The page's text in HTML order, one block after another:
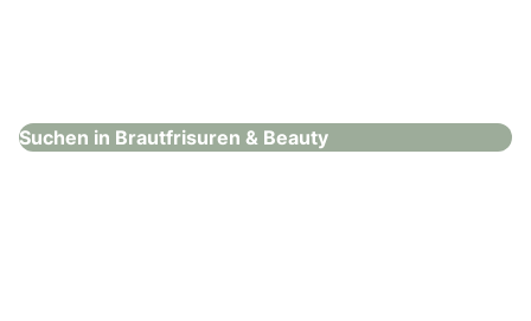
Suchen in Brautfrisuren & Beauty